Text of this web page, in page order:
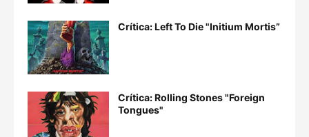
Crítica: Left To Die "Initium Mortis”
Crítica: Rolling Stones "Foreign
Tongues"